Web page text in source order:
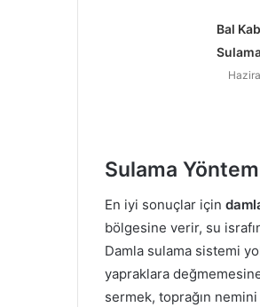
Bal
Sulama
En iyi sonuçlar için
bölgesine verir, su
Damla sulama sistemi
yapraklara
sermek, toprağın nemini